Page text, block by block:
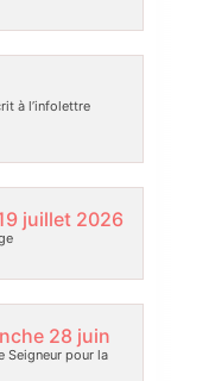
à l’infolettre
juillet 2026
28 juin
Seigneur pour la